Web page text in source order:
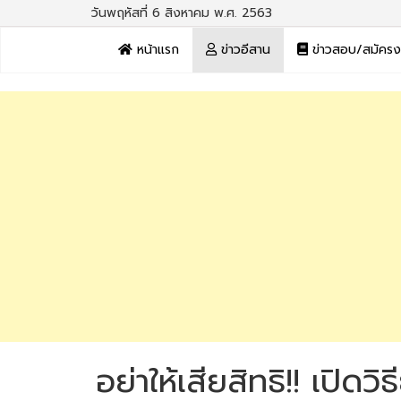
วันพฤหัสที่ 6 สิงหาคม พ.ศ. 2563
หน้าแรก
ข่าวอีสาน ข่าวสอบ/สมัคร
อย่าให้เสียสิทธิ!! เปิด